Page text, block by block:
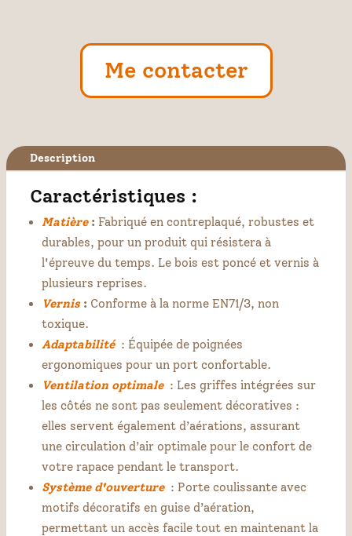
Me contacter
Description
Caractéristiques :
Matière: Fabriqué en contreplaqué, robustes et
durables, pour un produit qui résistera à
l'épreuve du temps. Le bois est poncé et vernis à
plusieurs reprises.
Vernis: Conforme à la norme EN71/3, non
toxique.
Adaptabilité : Équipée de poignées
ergonomiques pour un port confortable.
Ventilation optimale : Les griffes intégrées sur
les côtés ne sont pas seulement décoratives :
elles servent également d’aérations, assurant
une circulation d’air optimale pour le confort de
votre rapace pendant le transport.
Système d'ouverture : Porte coulissante avec
motifs décoratifs en guise d’aération,
permettant un accès facile tout en maintenant la